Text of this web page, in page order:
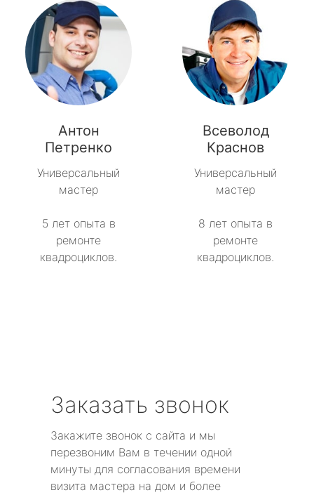
Антон
Петренко
Универсальный
мастер
5 лет опыта в
ремонте
квадроциклов.
Всеволод
Краснов
Универсальный
мастер
8 лет опыта в
ремонте
квадроциклов.
Заказать звонок
Закажите звонок с сайта и мы
перезвоним Вам в течении одной
минуты для согласования времени
визита мастера на дом и более